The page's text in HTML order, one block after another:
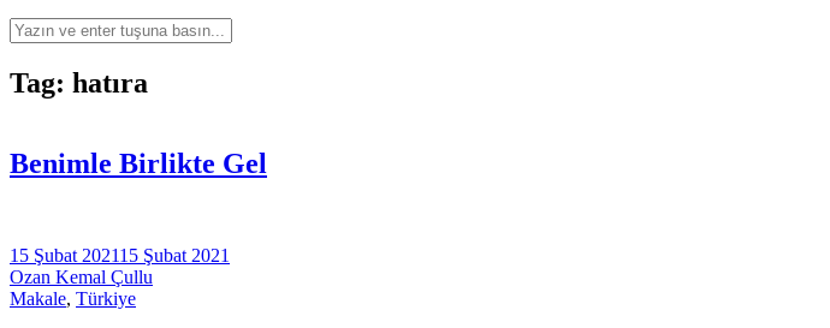
Arama
yap:
Tag: hatıra
Benimle Birlikte Gel
15 Şubat 202115 Şubat 2021
Ozan Kemal Çullu
Makale, Türkiye